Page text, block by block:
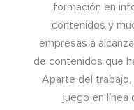
formación en
contenidos y
empresas a
de contenidos que
Aparte del
juego en línea